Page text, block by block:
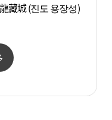
藏城 (진도 용장성)